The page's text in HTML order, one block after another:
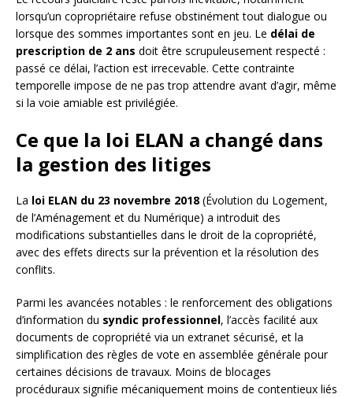
lorsqu’un copropriétaire refuse obstinément tout dialogue ou
lorsque des sommes importantes sont en jeu. Le délai de
prescription de 2 ans doit être scrupuleusement respecté :
passé ce délai, l’action est irrecevable. Cette contrainte
temporelle impose de ne pas trop attendre avant d’agir, même
si la voie amiable est privilégiée.
Ce que la loi ELAN a changé dans
la gestion des litiges
La loi ELAN du 23 novembre 2018 (Évolution du Logement,
de l’Aménagement et du Numérique) a introduit des
modifications substantielles dans le droit de la copropriété,
avec des effets directs sur la prévention et la résolution des
conflits.
Parmi les avancées notables : le renforcement des obligations
d’information du syndic professionnel, l’accès facilité aux
documents de copropriété via un extranet sécurisé, et la
simplification des règles de vote en assemblée générale pour
certaines décisions de travaux. Moins de blocages
procéduraux signifie mécaniquement moins de contentieux liés